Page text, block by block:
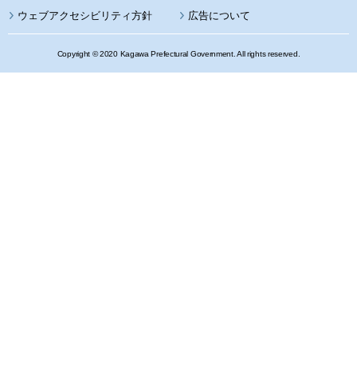
ウェブアクセシビリティ方針 広告について
Copyright © 2020 Kagawa Prefectural Government. All rights reserved.